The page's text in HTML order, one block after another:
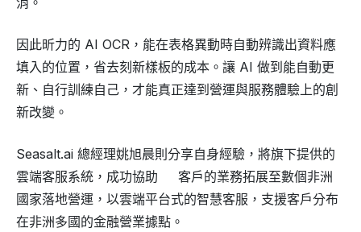
因此昕力的 AI OCR，能在表格異動時自動辨識出資料應
填入的位置，省去刻新樣板的成本。讓 AI 做到能自動更
新、自行訓練自己，才能真正達到營運與服務體驗上的創
新改變。
Seasalt.ai 總經理姚旭晨則分享自身經驗，將旗下提供的
雲端客服系統，成功協助 客戶的業務拓展至數個非洲
國家落地營運，以雲端平台式的智慧客服，支援客戶分布
在非洲多國的金融營業據點。